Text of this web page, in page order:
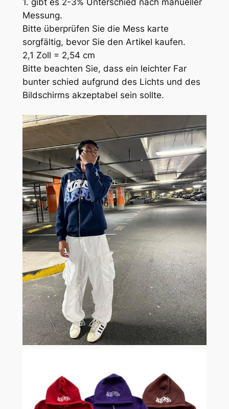
Messung.
Bitte überprüfen Sie die Mess karte
sorgfältig, bevor Sie den Artikel kaufen.
2,1 Zoll = 2,54 cm
Bitte beachten Sie, dass ein leichter Far
bunter schied aufgrund des Lichts und des
Bildschirms akzeptabel sein sollte.